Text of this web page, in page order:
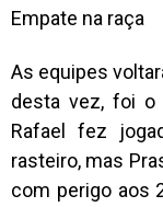
Empate na raça
As equipes
desta vez, foi o
Rafael fez
rasteiro, mas
com perigo aos